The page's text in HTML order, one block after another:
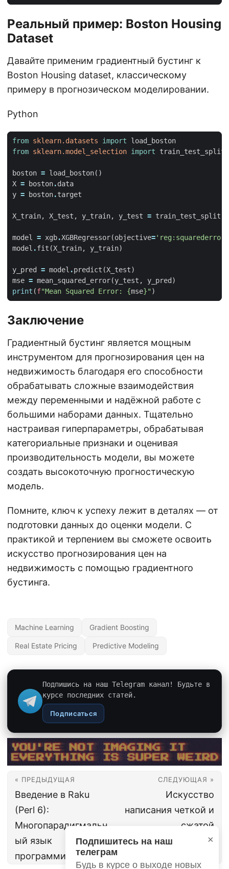
×
Подпишитесь на наш
телеграм
Будь в курсе о выходе новых
Реальный пример: Boston Housing
Dataset
Давайте применим градиентный бустинг к
Boston Housing dataset, классическому
примеру в прогнозическом моделировании.
Python
from sklearn.datasets import
load_boston
from sklearn.model_selection import train_test_split
boston = load_boston()
X = boston.data
y = boston.target
X_train, X_test , y_train, y_test = train_test_split
model = xgb.XGBRegressor(objective='reg:squarederror'
model .fit (X_train, y_train)
y_pred = model .predict (X_test)
mse = mean_squared_error(y_test , y_pred )
print (f"Mean Squared Error: {mse}")
Заключение
Градиентный бустинг является мощным
инструментом для прогнозирования цен на
недвижимость благодаря его способности
обрабатывать сложные взаимодействия
между переменными и надёжной работе с
большими наборами данных. Тщательно
настраивая гиперпараметры, обрабатывая
категориальные признаки и оценивая
производительность модели, вы можете
создать высокоточную прогностическую
модель.
Помните, ключ к успеху лежит в деталях — от
подготовки данных до оценки модели. С
практикой и терпением вы сможете освоить
искусство прогнозирования цен на
недвижимость с помощью градиентного
бустинга.
Machine Learning Gradient Boosting
Real Estate Pricing Predictive Modeling
Подпишись на наш Telegram канал! Будьте в
курсе последних статей.
Подписаться
« ПРЕДЫДУЩАЯ
Введение в Raku
(Perl 6):
Многопарадигмальн
ый язык
программирования
СЛЕДУЮЩАЯ »
Искусство
написания четкой и
сжатой
документации по